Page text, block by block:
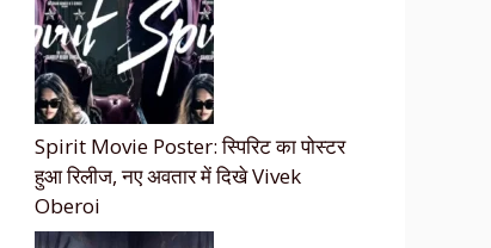
Spirit Movie Poster: स्पिरिट का पोस्टर
हुआ रिलीज, नए अवतार में दिखे Vivek
Oberoi